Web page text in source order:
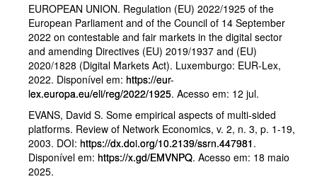
EUROPEAN UNION. Regulation (EU) 2022/1925 of the
European Parliament and of the Council of 14 September
2022 on contestable and fair markets in the digital sector
and amending Directives (EU) 2019/1937 and (EU)
2020/1828 (Digital Markets Act). Luxemburgo: EUR-Lex,
2022. Disponível em: https://eur-
lex.europa.eu/eli/reg/2022/1925. Acesso em: 12 jul.
EVANS, David S. Some empirical aspects of multi-sided
platforms. Review of Network Economics, v. 2, n. 3, p. 1-19,
2003. DOI: https://dx.doi.org/10.2139/ssrn.447981 .
Disponível em: https://x.gd/EMVNPQ. Acesso em: 18 maio
2025.